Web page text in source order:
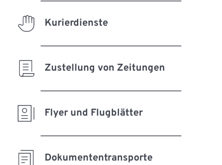
Kurierdienste
Zustellung von Zeitungen
Flyer und Flugblätter
Dokumententransporte